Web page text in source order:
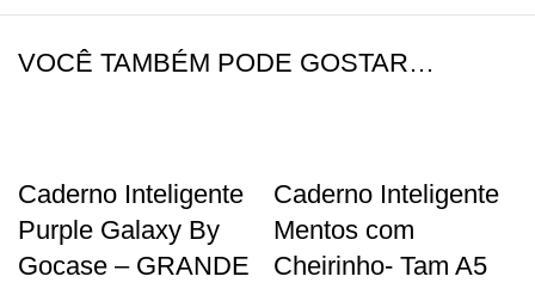
VOCÊ TAMBÉM PODE GOSTAR…
Caderno Inteligente
Purple Galaxy By
Gocase – GRANDE
Caderno Inteligente
Mentos com
Cheirinho- Tam A5